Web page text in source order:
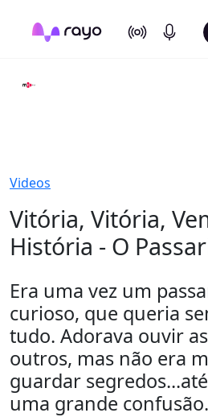
On Air
Videos
Vitória, Vitória,
História - O
Era uma vez um
curioso, que queria
tudo. Adorava ouvir
outros, mas não era
guardar
uma grande confusão.